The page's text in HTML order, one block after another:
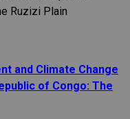
and Climate Change
of Congo: The